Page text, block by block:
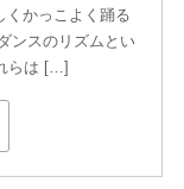
くかっこよく踊る
ンスのリズムとい
らは […]